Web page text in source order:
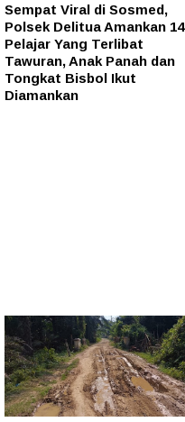
Sempat Viral di Sosmed,
Polsek Delitua Amankan 14
Pelajar Yang Terlibat
Tawuran, Anak Panah dan
Tongkat Bisbol Ikut
Diamankan